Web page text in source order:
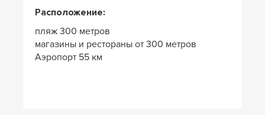
Расположение:
пляж 300 метров
магазины и рестораны от 300 метров
Аэропорт 55 км